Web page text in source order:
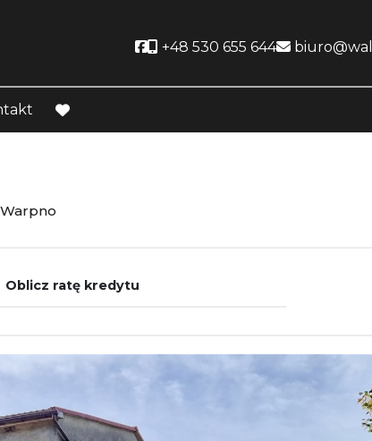
Social link
+48 530 655 644
favorite
Oblicz ratę kredytu